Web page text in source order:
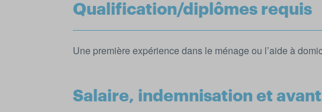
Qualification/diplômes requis
Une première expérience dans le ménage ou l’aide à
Salaire, indemnisation et